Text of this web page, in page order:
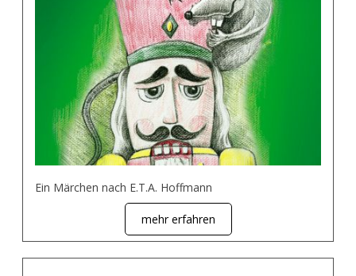
Ein Märchen nach E.T.A. Hoffmann
mehr erfahren